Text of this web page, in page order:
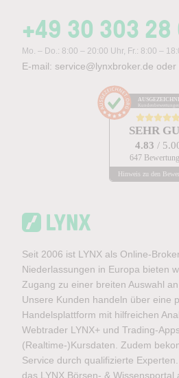
+49 30 303
Mo. – Do.: 8:00 – 20:00 Uhr, Fr.: 8:00 –
E-mail: service@lynxbroker.de oder
Kundenbewertungen
SEHR
4.83 /
647
Hinweis zu den
Seit 2006 ist LYNX als Online-
Niederlassungen in Europa bieten
Zugang zu einer breiten Auswahl
Unsere Kunden handeln über eine
Handelsplattform mit hilfreichen
Webtrader LYNX+ und Trading-
(Realtime-)Kursdaten. Zudem
Service durch qualifizierte
das LYNX Börsen- & Wissensportal